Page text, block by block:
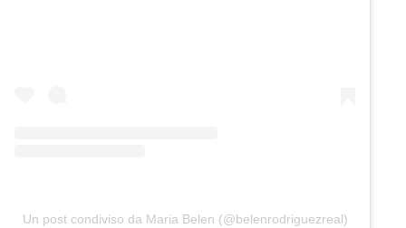
Un post condiviso da Maria Belen (@belenrodriguezreal)